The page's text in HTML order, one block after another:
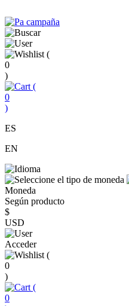
(
0
)
(
0
)
ES
EN
Moneda
Según producto
$
USD
Acceder
(
0
)
(
0